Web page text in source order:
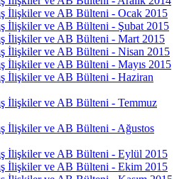
İlişkiler ve AB Bülteni - Ocak 2015
İlişkiler ve AB Bülteni - Şubat 2015
İlişkiler ve AB Bülteni - Mart 2015
İlişkiler ve AB Bülteni - Nisan 2015
İlişkiler ve AB Bülteni - Mayıs 2015
İlişkiler ve AB Bülteni - Haziran
İlişkiler ve AB Bülteni - Temmuz
İlişkiler ve AB Bülteni - Ağustos
İlişkiler ve AB Bülteni - Eylül 2015
İlişkiler ve AB Bülteni - Ekim 2015